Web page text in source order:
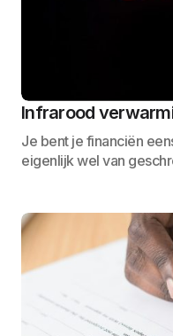
Infrarood
Je bent je financiën
eigenlijk wel van